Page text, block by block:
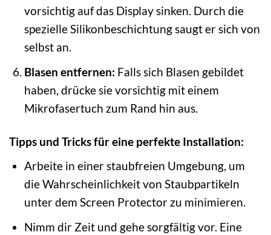
vorsichtig auf das Display sinken. Durch die
spezielle Silikonbeschichtung saugt er sich von
selbst an.
Blasen entfernen: Falls sich Blasen gebildet
haben, drücke sie vorsichtig mit einem
Mikrofasertuch zum Rand hin aus.
Tipps und Tricks für eine perfekte Installation:
Arbeite in einer staubfreien Umgebung, um
die Wahrscheinlichkeit von Staubpartikeln
unter dem Screen Protector zu minimieren.
Nimm dir Zeit und gehe sorgfältig vor. Eine